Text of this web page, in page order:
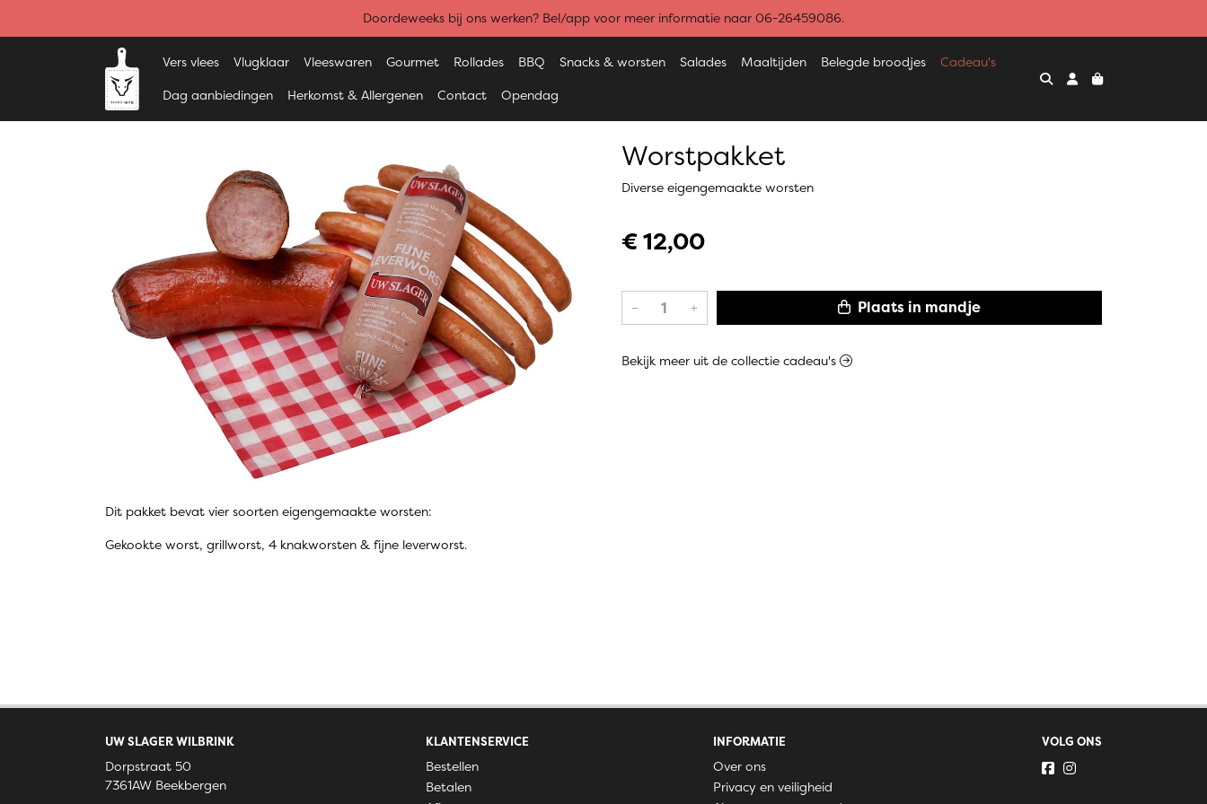
Doordeweeks bij ons werken? Bel/app voor meer informatie naar 06-26459086.
Vers vlees Vlugklaar Vleeswaren Gourmet Rollades BBQ Snacks & worsten Salades Maaltijden Belegde broodjes Cadeau's
Dag aanbiedingen Herkomst & Allergenen Contact Opendag
Dit pakket bevat vier soorten eigengemaakte worsten:
Gekookte worst, grillworst, 4 knakworsten & fijne leverworst.
Worstpakket
Diverse eigengemaakte worsten
€ 12,00
– + Plaats in mandje
Bekijk meer uit de collectie cadeau's
UW SLAGER WILBRINK
Dorpstraat 50
7361AW Beekbergen
KLANTENSERVICE
Bestellen
Betalen
INFORMATIE
Over ons
Privacy en veiligheid
VOLG ONS